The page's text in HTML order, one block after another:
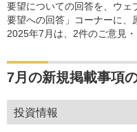
要望についての回答を、ウェ
要望への回答」コーナーに、
2025年7月は、2件のご意見・
7月の新規掲載事項
投資情報